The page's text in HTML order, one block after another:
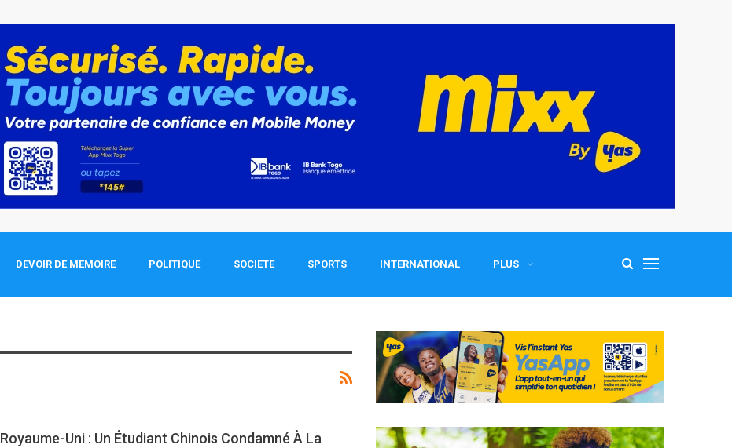
DEVOIR DE MEMOIRE POLITIQUE SOCIETE SPORTS INTERNATIONAL PLUS
Royaume-Uni : Un Étudiant Chinois Condamné À La